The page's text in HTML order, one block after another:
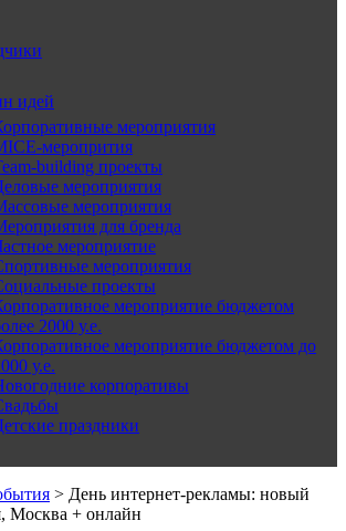
идей
мероприятия
меропрития
building проекты
мероприятия
мероприятия
для бренда
мероприятие
мероприятия
проекты
мероприятие бюджетом
2000 у.е.
мероприятие бюджетом до
у.е.
корпоративы
праздники
> День интернет-рекламы: новый
Москва + онлайн